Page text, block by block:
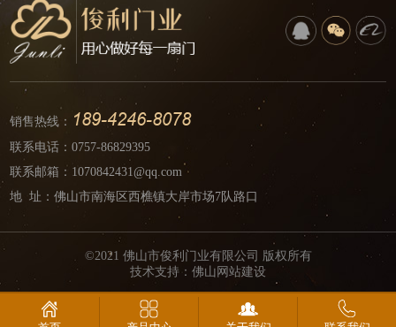
销售热线： 189-4246-8078
联系电话：0757-86829395
联系邮箱：1070842431@qq.com
地 址：佛山市南海区西樵镇大岸市场7队路口
©2021 佛山市俊利门业有限公司 版权所有
技术支持： 佛山网站建设